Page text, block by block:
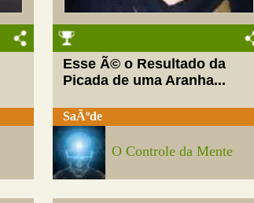
Esse Ã© o Resultado da
Picada de uma Aranha...
SaÃºde
O Controle da Mente